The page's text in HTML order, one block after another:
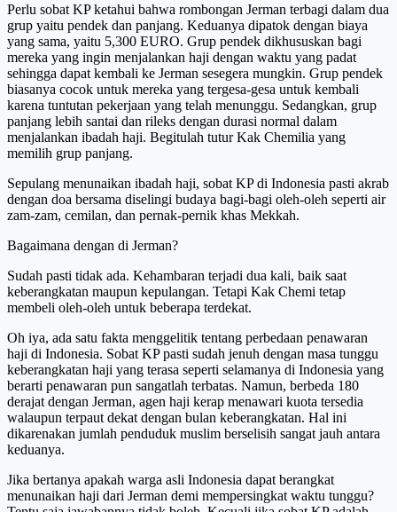
Perlu sobat KP ketahui bahwa rombongan Jerman terbagi dalam dua
grup yaitu pendek dan panjang. Keduanya dipatok dengan biaya
yang sama, yaitu 5,300 EURO. Grup pendek dikhususkan bagi
mereka yang ingin menjalankan haji dengan waktu yang padat
sehingga dapat kembali ke Jerman sesegera mungkin. Grup pendek
biasanya cocok untuk mereka yang tergesa-gesa untuk kembali
karena tuntutan pekerjaan yang telah menunggu. Sedangkan, grup
panjang lebih santai dan rileks dengan durasi normal dalam
menjalankan ibadah haji. Begitulah tutur Kak Chemilia yang
memilih grup panjang.
Sepulang menunaikan ibadah haji, sobat KP di Indonesia pasti akrab
dengan doa bersama diselingi budaya bagi-bagi oleh-oleh seperti air
zam-zam, cemilan, dan pernak-pernik khas Mekkah.
Bagaimana dengan di Jerman?
Sudah pasti tidak ada. Kehambaran terjadi dua kali, baik saat
keberangkatan maupun kepulangan. Tetapi Kak Chemi tetap
membeli oleh-oleh untuk beberapa terdekat.
Oh iya, ada satu fakta menggelitik tentang perbedaan penawaran
haji di Indonesia. Sobat KP pasti sudah jenuh dengan masa tunggu
keberangkatan haji yang terasa seperti selamanya di Indonesia yang
berarti penawaran pun sangatlah terbatas. Namun, berbeda 180
derajat dengan Jerman, agen haji kerap menawari kuota tersedia
walaupun terpaut dekat dengan bulan keberangkatan. Hal ini
dikarenakan jumlah penduduk muslim berselisih sangat jauh antara
keduanya.
Jika bertanya apakah warga asli Indonesia dapat berangkat
menunaikan haji dari Jerman demi mempersingkat waktu tunggu?